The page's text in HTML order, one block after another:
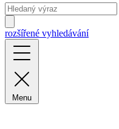
rozšířené vyhledávání
Menu